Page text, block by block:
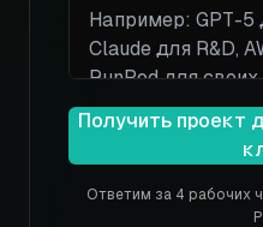
Получить проект
Ответим за 4 рабочих